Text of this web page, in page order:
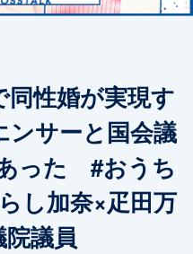
同性婚が実現す
ンサーと国会議
った #おうち
し加奈×疋田万
議員